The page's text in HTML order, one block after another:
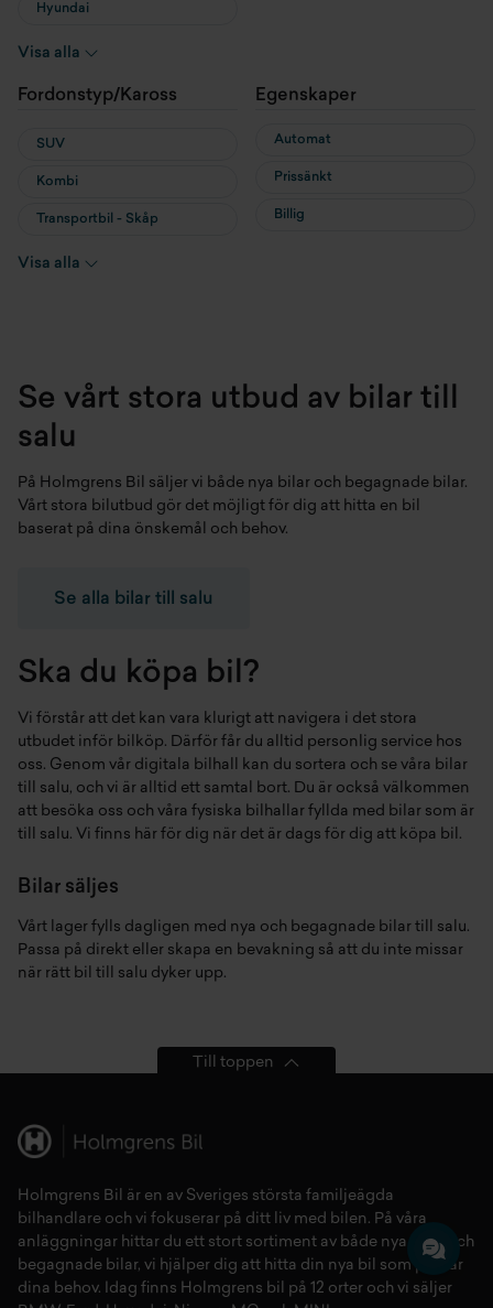
Hyundai
MINI
Visa alla
Fordonstyp/Kaross
SUV
Kombi
Transportbil - Skåp
Transportbil - Flak
Visa alla
Egenskaper
Automat
Prissänkt
Billig
Se vårt stora utbud av bilar till
salu
På Holmgrens Bil säljer vi både nya bilar och begagnade bilar.
Vårt stora bilutbud gör det möjligt för dig att hitta en bil
baserat på dina önskemål och behov.
Se alla bilar till salu
Ska du köpa bil?
Vi förstår att det kan vara klurigt att navigera i det stora
utbudet inför bilköp. Därför får du alltid personlig service hos
oss. Genom vår digitala bilhall kan du sortera och se våra bilar
till salu, och vi är alltid ett samtal bort. Du är också välkommen
att besöka oss och våra fysiska bilhallar fyllda med bilar som är
till salu. Vi finns här för dig när det är dags för dig att köpa bil.
Bilar säljes
Vårt lager fylls dagligen med nya och begagnade bilar till salu.
Passa på direkt eller skapa en bevakning så att du inte missar
när rätt bil till salu dyker upp.
Till toppen
Holmgrens Bil är en av Sveriges största familjeägda
bilhandlare och vi fokuserar på ditt liv med bilen. På våra
anläggningar hittar du ett stort sortiment av både nya bilaroch
begagnade bilar, vi hjälper dig att hitta din nya bil som passar
dina behov. Idag finns Holmgrens bil på 12 orter och vi säljer